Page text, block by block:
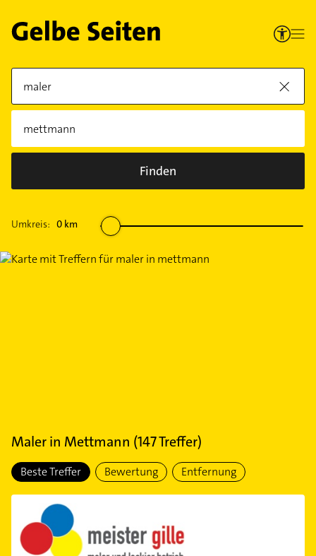
Finden
Umkreis: 0 km
Malerin Mettmann (147Treffer)
Beste Treffer Bewertung Entfernung